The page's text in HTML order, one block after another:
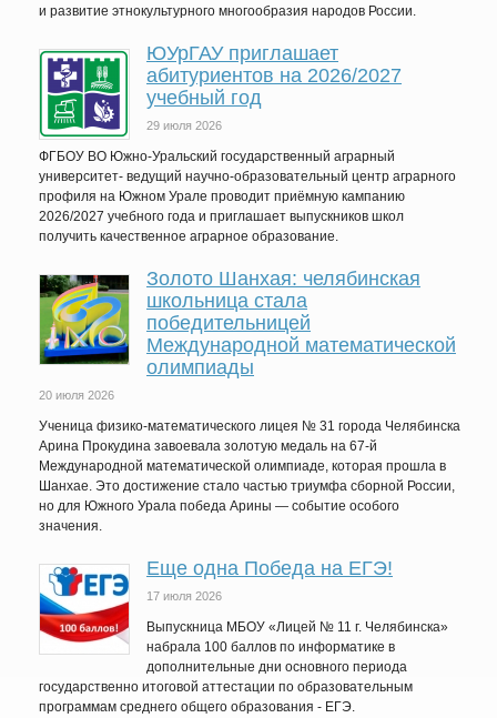
и развитие этнокультурного многообразия народов России.
ЮУрГАУ приглашает
абитуриентов на 2026/2027
учебный год
29 июля 2026
ФГБОУ ВО Южно-Уральский государственный аграрный
университет- ведущий научно-образовательный центр аграрного
профиля на Южном Урале проводит приёмную кампанию
2026/2027 учебного года и приглашает выпускников школ
получить качественное аграрное образование.
Золото Шанхая: челябинская
школьница стала
победительницей
Международной математической
олимпиады
20 июля 2026
Ученица физико-математического лицея № 31 города Челябинска
Арина Прокудина завоевала золотую медаль на 67-й
Международной математической олимпиаде, которая прошла в
Шанхае. Это достижение стало частью триумфа сборной России,
но для Южного Урала победа Арины — событие особого
значения.
Еще одна Победа на ЕГЭ!
17 июля 2026
Выпускница МБОУ «Лицей № 11 г. Челябинска»
набрала 100 баллов по информатике в
дополнительные дни основного периода
государственно итоговой аттестации по образовательным
программам среднего общего образования - ЕГЭ.